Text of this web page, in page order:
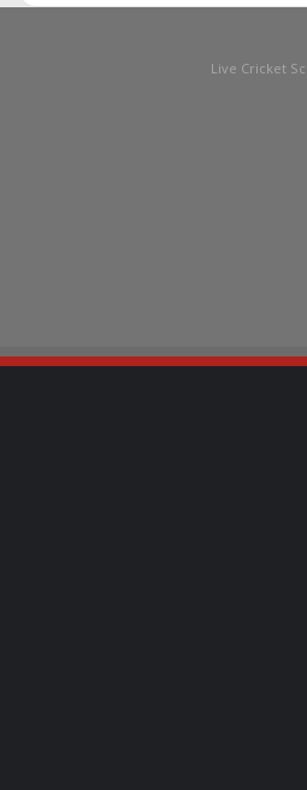
Live Cricket